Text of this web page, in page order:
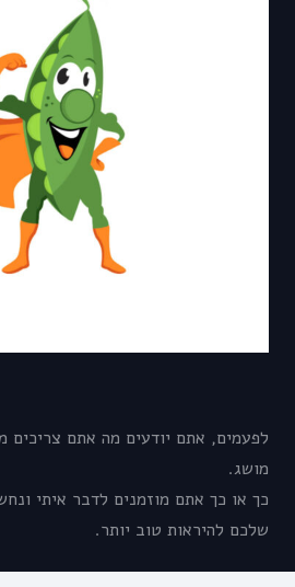
לפעמים, אתם יודעים מה אתם צריכים
מושג.
כך או כך אתם מוזמנים לדבר איתי
שלכם להיראות טוב יותר.